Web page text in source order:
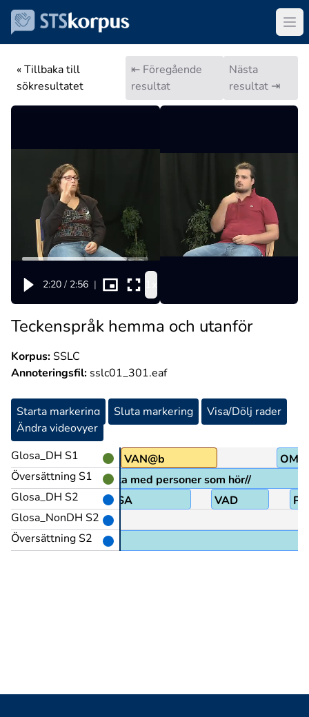
« Tillbaka till
sökresultatet
⇤ Föregående
resultat
Nästa
resultat ⇥
2:20 / 2:56 |
Teckenspråk hemma och utanför
Korpus:SSLC
Annoteringsfil: sslc01_301.eaf
Starta markering Sluta markering
Visa/Dölj rader
Ändra videovyer
Glosa_DH S1
Översättning S1
Glosa_DH S2
Glosa_NonDH S2
Översättning S2
INTE VAN@b
mer öppna för att prata med personer som hör//
SA VAD